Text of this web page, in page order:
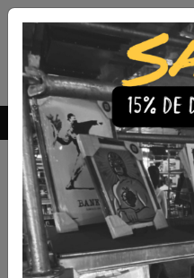
Envío Gratis a todo Chile